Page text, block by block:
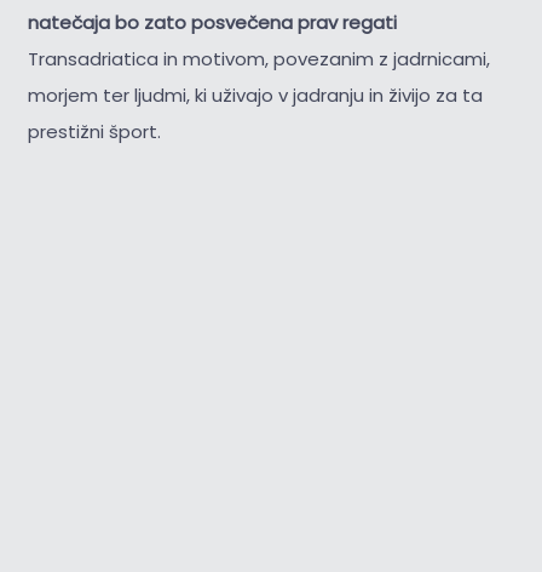
natečaja bo zato posvečena prav regati
Transadriatica in motivom, povezanim z jadrnicami,
morjem ter ljudmi, ki uživajo v jadranju in živijo za ta
prestižni šport.